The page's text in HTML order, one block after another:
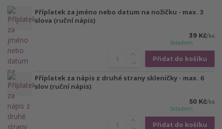
Příplatek za jméno nebo datum na nožičku - max. 3
slova (ruční nápis)
39 Kč/ks
Skladem
Přidat do košíku
Příplatek za nápis z druhé strany skleničky - max. 6
slov (ruční nápis)
50 Kč/ks
Skladem
Přidat do košíku